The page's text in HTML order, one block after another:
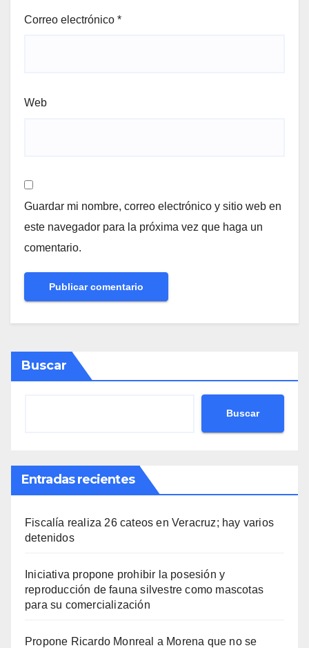
Correo electrónico *
Web
Guardar mi nombre, correo electrónico y sitio web en
este navegador para la próxima vez que haga un
comentario.
Buscar
Buscar
Entradas recientes
Fiscalía realiza 26 cateos en Veracruz; hay varios
detenidos
Iniciativa propone prohibir la posesión y
reproducción de fauna silvestre como mascotas
para su comercialización
Propone Ricardo Monreal a Morena que no se